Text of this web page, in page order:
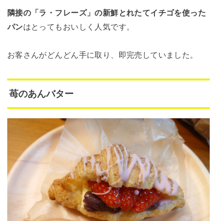
隣接の「ラ・フレーズ」の新鮮とれたてイチゴを使った
パンはとってもおいしく人気です。
お客さんがどんどん手に取り、即完売していました。
苺のあんバター